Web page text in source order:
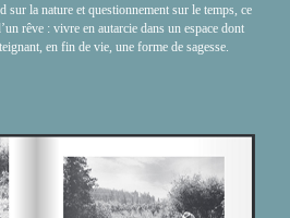
sur la nature et questionnement sur le temps, ce
rêve : vivre en autarcie dans un espace dont
en fin de vie, une forme de sagesse.